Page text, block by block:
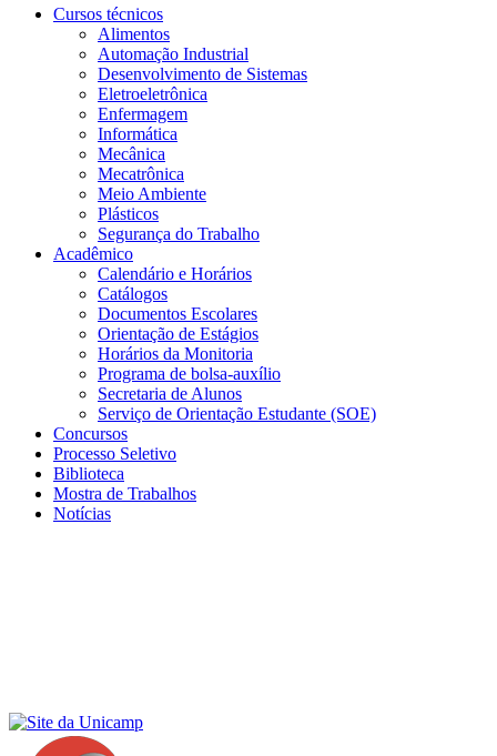
Cursos técnicos
Alimentos
Automação Industrial
Desenvolvimento de Sistemas
Eletroeletrônica
Enfermagem
Informática
Mecânica
Mecatrônica
Meio Ambiente
Plásticos
Segurança do Trabalho
Acadêmico
Calendário e Horários
Catálogos
Documentos Escolares
Orientação de Estágios
Horários da Monitoria
Programa de bolsa-auxílio
Secretaria de Alunos
Serviço de Orientação Estudante (SOE)
Concursos
Processo Seletivo
Biblioteca
Mostra de Trabalhos
Notícias